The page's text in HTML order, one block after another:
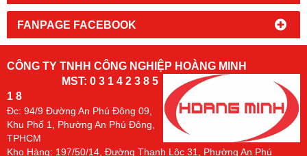
FANPAGE FACEBOOK
CÔNG TY TNHH CÔNG NGHIỆP HOÀNG MINH
MST: 0 3 1 4 2 3 8 5
1 8
Đc: 94/9 Đường An Phú Đông 09,
Khu Phố 1, Phường An Phú Đông,
TPHCM
Kho Hàng: 197/50/14, Đường Thạnh Lộc 31, Phường An Phú